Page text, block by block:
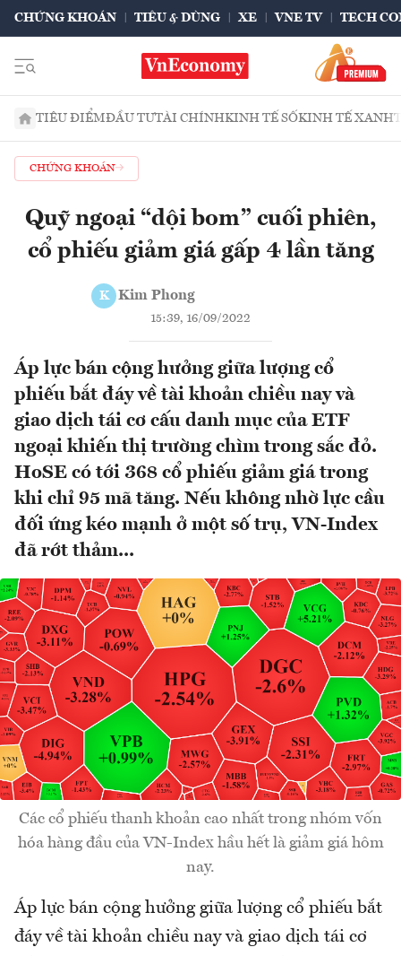
CHỨNG KHOÁN TIÊU & DÙNG XE VNE TV TECH
TIÊU ĐIỂMĐẦU TƯTÀI CHÍNHKINH TẾ SỐKINH TẾ XANH
CHỨNG KHOÁN
Quỹ ngoại “dội bom” cuối phiên,
cổ phiếu giảm giá gấp 4 lần tăng
K Kim Phong
15:39, 16/09/2022
Áp lực bán cộng hưởng giữa lượng cổ
phiếu bắt đáy về tài khoản chiều nay và
giao dịch tái cơ cấu danh mục của ETF
ngoại khiến thị trường chìm trong sắc đỏ.
HoSE có tới 368 cổ phiếu giảm giá trong
khi chỉ 95 mã tăng. Nếu không nhờ lực cầu
đối ứng kéo mạnh ở một số trụ, VN-Index
đã rớt thảm...
Các cổ phiếu thanh khoản cao nhất trong nhóm vốn
hóa hàng đầu của VN-Index hầu hết là giảm giá hôm
nay.
Áp lực bán cộng hưởng giữa lượng cổ phiếu bắt
đáy về tài khoản chiều nay và giao dịch tái cơ